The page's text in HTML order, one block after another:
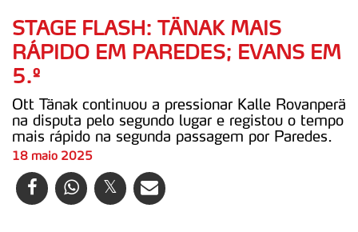
STAGE FLASH: TÄNAK MAIS
RÁPIDO EM PAREDES; EVANS EM
5.º
Ott Tänak continuou a pressionar Kalle Rovanperä
na disputa pelo segundo lugar e registou o tempo
mais rápido na segunda passagem por Paredes.
18 maio 2025